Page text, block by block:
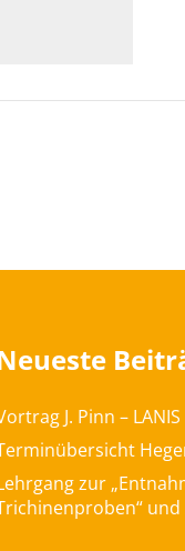
J. Pinn –
zur
und